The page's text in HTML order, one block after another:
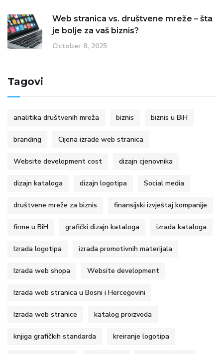
Web stranica vs. društvene mreže – šta
je bolje za vaš biznis?
October 8, 2025
Tagovi
analitika društvenih mreža biznis biznis u BiH
branding Cijena izrade web stranica
Website development cost dizajn cjenovnika
dizajn kataloga dizajn logotipa Social media
društvene mreže za biznis finansijski izvještaj kompanije
firme u BiH grafički dizajn kataloga izrada kataloga
Izrada logotipa izrada promotivnih materijala
Izrada web shopa Website development
Izrada web stranica u Bosni i Hercegovini
Izrada web stranice katalog proizvoda
knjiga grafičkih standarda kreiranje logotipa